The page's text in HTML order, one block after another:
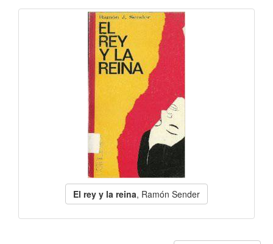
El rey y la reina, Ramón Sender